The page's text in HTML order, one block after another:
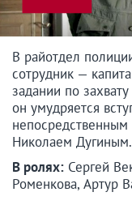
В райотдел
сотрудник —
задании по
он умудряется
Николаем Дугиным.
В ролях: Сергей
Роменкова, Артур